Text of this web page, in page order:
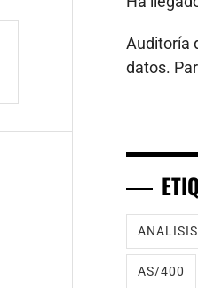
Auditoría
datos.
AS/400